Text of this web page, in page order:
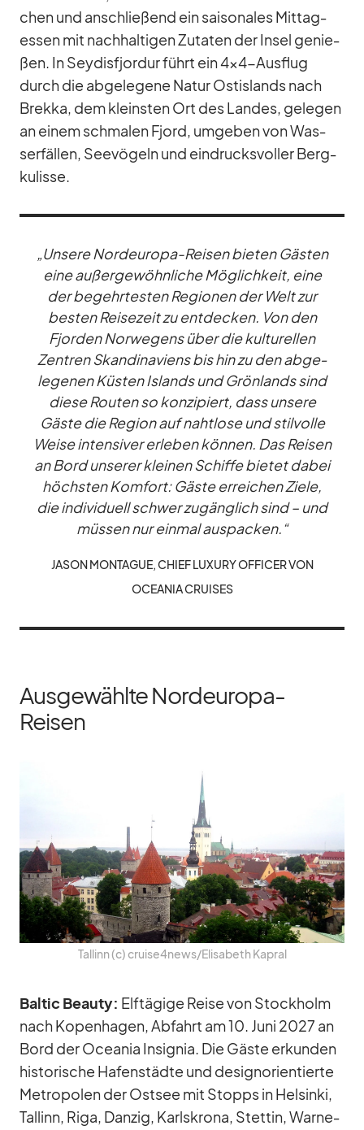
chen und an­schlie­ßend ein sai­so­na­les Mit­tag­
essen mit nach­hal­ti­gen Zu­ta­ten der In­sel ge­nie­
ßen. In Sey­dis­fjor­dur führt ein 4x4-Aus­flug
durch die ab­ge­le­gene Na­tur Ost­is­lands nach
Brekka, dem kleins­ten Ort des Lan­des, ge­le­gen
an ei­nem schma­len Fjord, um­ge­ben von Was­
ser­fäl­len, See­vö­geln und ein­drucks­vol­ler Berg­
ku­lisse.
„Un­sere Nord­eu­ropa-Rei­sen bie­ten Gäs­ten
eine au­ßer­ge­wöhn­li­che Mög­lich­keit, eine
der be­gehr­tes­ten Re­gio­nen der Welt zur
bes­ten Rei­se­zeit zu ent­de­cken. Von den
Fjor­den Nor­we­gens über die kul­tu­rel­len
Zen­tren Skan­di­na­vi­ens bis hin zu den ab­ge­
le­ge­nen Küs­ten Is­lands und Grön­lands sind
diese Rou­ten so kon­zi­piert, dass un­sere
Gäste die Re­gion auf naht­lose und stil­volle
Weise in­ten­si­ver er­le­ben kön­nen. Das Rei­sen
an Bord un­se­rer klei­nen Schiffe bie­tet da­bei
höchs­ten Kom­fort: Gäste er­rei­chen Ziele,
die in­di­vi­du­ell schwer zu­gäng­lich sind – und
müs­sen nur ein­mal aus­pa­cken.“
JA­SON MON­TA­GUE, CHIEF LU­XURY OF­FI­CER VON
OCEA­NIA CRUI­SES
Ausgewählte Nordeuropa-
Reisen
Tal­linn (c) cruise4news/​Elisabeth Ka­pral
Bal­tic Be­auty: Elf­tä­gige Reise von Stock­holm
nach Ko­pen­ha­gen, Ab­fahrt am 10. Juni 2027 an
Bord der Ocea­nia In­si­gnia. Die Gäste er­kun­den
his­to­ri­sche Ha­fen­städte und de­sign­ori­en­tierte
Me­tro­po­len der Ost­see mit Stopps in Hel­sinki,
Tal­linn, Riga, Dan­zig, Karl­s­krona, Stet­tin, War­ne­